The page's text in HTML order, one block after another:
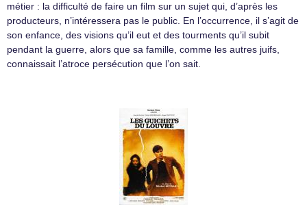
métier : la difficulté de faire un film sur un sujet qui, d’après les
producteurs, n’intéressera pas le public. En l’occurrence, il s’agit de
son enfance, des visions qu’il eut et des tourments qu’il subit
pendant la guerre, alors que sa famille, comme les autres juifs,
connaissait l’atroce persécution que l’on sait.